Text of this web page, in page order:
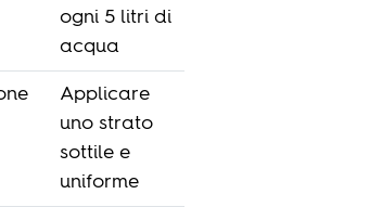
ogni 5 litri di
acqua
Applicare
uno strato
sottile e
uniforme